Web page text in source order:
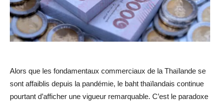
Alors que les fondamentaux commerciaux de la Thaïlande se
sont affaiblis depuis la pandémie, le baht thaïlandais continue
pourtant d’afficher une vigueur remarquable. C’est le paradoxe